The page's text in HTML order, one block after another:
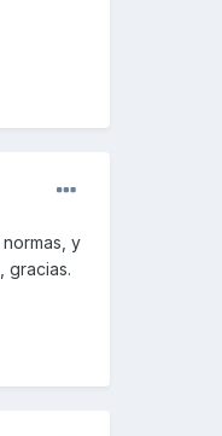
y
gracias.